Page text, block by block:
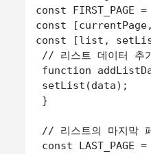
const FIRST_PAGE
const [currentPage,
const [list,
// 리스트 데이터 추
function
setList(data);
}
// 리스트의 마지막
const LAST_PAGE